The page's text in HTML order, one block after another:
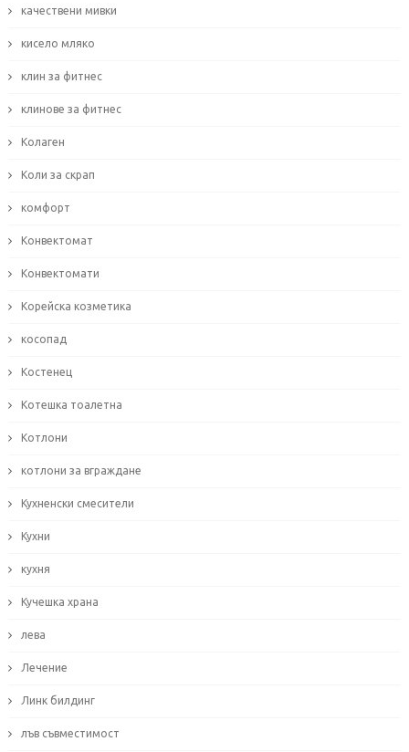
качествени мивки
кисело мляко
клин за фитнес
клинове за фитнес
Колаген
Коли за скрап
комфорт
Конвектомат
Конвектомати
Корейска козметика
косопад
Костенец
Котешка тоалетна
Котлони
котлони за вграждане
Кухненски смесители
Кухни
кухня
Кучешка храна
лева
Лечение
Линк билдинг
лъв съвместимост